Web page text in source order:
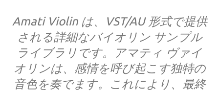
Amati Violin は、VST/AU 形式で提供
される詳細なバイオリン サンプル
ライブラリです。アマティ ヴァイ
オリンは、感情を呼び起こす独特の
音色を奏でます。これにより、最終